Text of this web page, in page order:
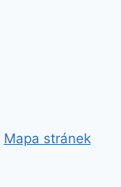
Mapa stránek